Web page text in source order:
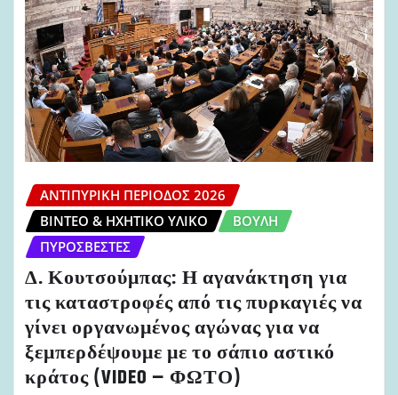
ΑΝΤΙΠΥΡΙΚΉ ΠΕΡΊΟΔΟΣ 2026
ΒΊΝΤΕΟ & ΗΧΗΤΙΚΌ ΥΛΙΚΌ
ΒΟΥΛΉ
ΠΥΡΟΣΒΈΣΤΕΣ
Δ. Κουτσούμπας: Η αγανάκτηση για
τις καταστροφές από τις πυρκαγιές να
γίνει οργανωμένος αγώνας για να
ξεμπερδέψουμε με το σάπιο αστικό
κράτος (VIDEO – ΦΩΤΟ)